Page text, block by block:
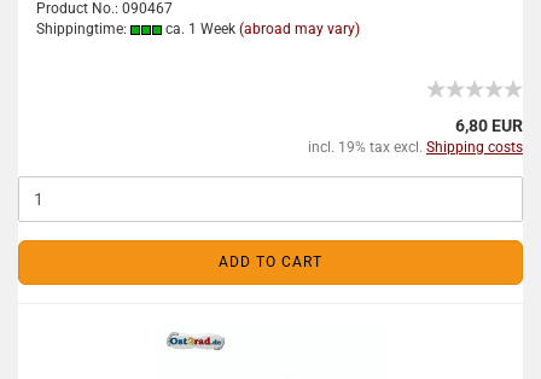
Product No.: 090467
Shippingtime:
ca. 1 Week (abroad may vary)
6,80 EUR
incl. 19% tax excl. Shipping costs
ADD TO CART